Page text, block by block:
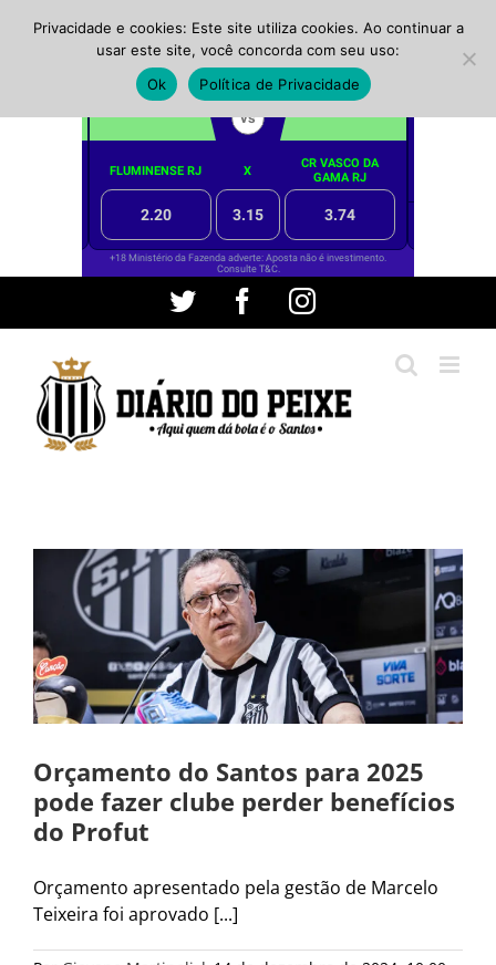
conteúdo
Twitter FacebookInstagram
Orçamento do Santos para 2025
pode fazer clube perder benefícios
do Profut
Orçamento apresentado pela gestão de Marcelo
Teixeira foi aprovado [...]
Privacidade e cookies: Este site utiliza cookies. Ao continuar a
usar este site, você concorda com seu uso:
Ok
Política de Privacidade